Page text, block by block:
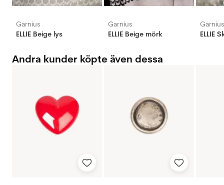
Garnius
ELLIE Beige lys
Garnius
ELLIE Beige mörk
Garnius
ELLIE
Andra kunder köpte även dessa